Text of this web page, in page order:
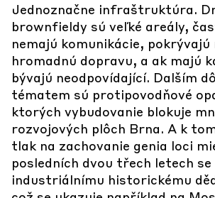
Jednoznačne infraštruktúra.
brownfieldy sú veľké areály,
nemajú komunikácie, pokrývajú
hromadnú dopravu, a ak majú
bývajú neodpovídající. Dalším
tématem sú protipovodňové
ktorých vybudovanie blokuje
rozvojových plôch Brna. A k
tlak na zachovanie genia loci
posledních dvou třech letech
industriálnímu historickému